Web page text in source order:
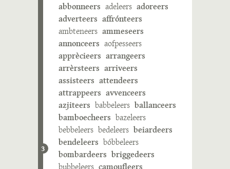
3
abbonneers adeleers adoreers
adverteers affrónteers
ambteneers ammeseers
annonceers aofpesseers
apprècieers arrangeers
arrèrsteers arriveers
assisteers attendeers
attrappeers avvenceers
azjiteers babbeleers ballanceers
bamboecheers bazeleers
bebbeleers bedeleers beiardeers
bendeleers bóbbeleers
bombardeers briggedeers